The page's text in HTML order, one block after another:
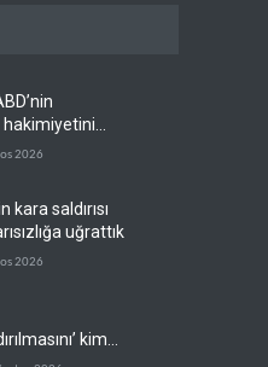
hakimiyetini
2026
kara saldırısı
uğrattık
2026
kim